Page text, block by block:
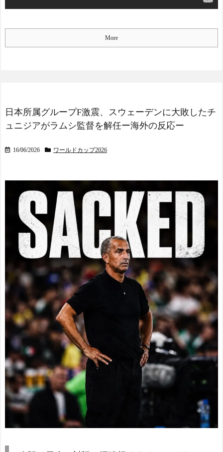
More
日本所属グループF激震、スウェーデンに大敗したチ
ュニジアがラムシ監督を解任ー海外の反応ー
16/06/2026 ワールドカップ2026